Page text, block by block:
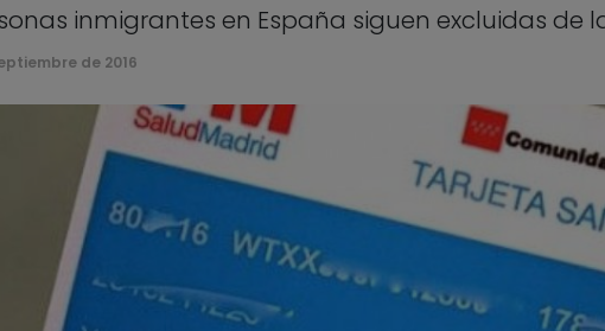
inmigrantes en España siguen excluidas de
de 2016